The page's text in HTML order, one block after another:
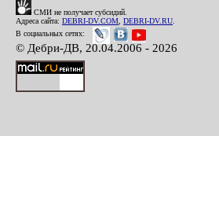
СМИ не получает субсидий.
Адреса сайта: DEBRI-DV.COM DEBRI-DV.RU
В социальных сетях:
© Дебри-ДВ, 20.04.2006 - 2026